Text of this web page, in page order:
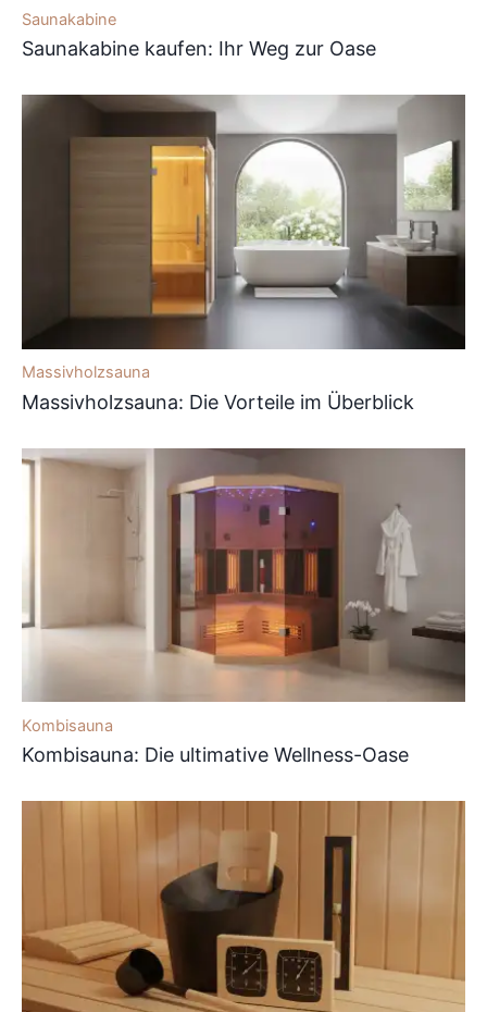
Saunakabine
Saunakabine kaufen: Ihr Weg zur Oase
Massivholzsauna
Massivholzsauna: Die Vorteile im Überblick
Kombisauna
Kombisauna: Die ultimative Wellness-Oase